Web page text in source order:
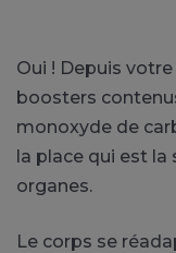
Oui ! Depuis votre
boosters
monoxyde de
la place qui est la
organes.
Le corps se